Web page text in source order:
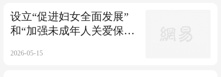
设立“促进妇女全面发展”
和“加强未成年人关爱保
划纲要全文公布
2026-05-15